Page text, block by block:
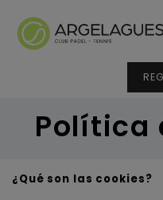
Política
¿Qué son las cookies?